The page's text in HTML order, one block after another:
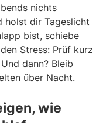
nichts
holst dir Tageslicht
bist, schiebe
Stress: Prüf kurz
dann? Bleib
über Nacht.
wie